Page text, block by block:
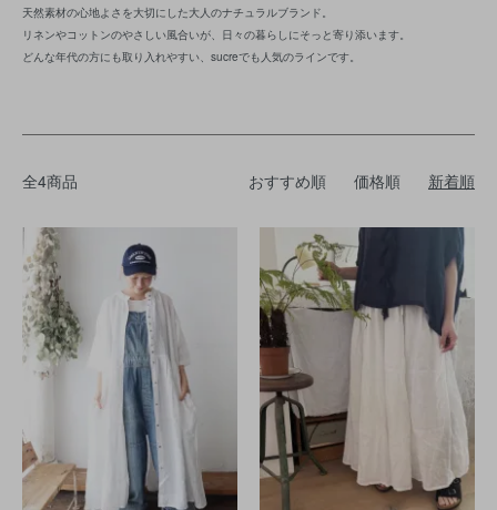
天然素材の心地よさを大切にした大人のナチュラルブランド。
リネンやコットンのやさしい風合いが、日々の暮らしにそっと寄り添います。
どんな年代の方にも取り入れやすい、sucreでも人気のラインです。
全4商品 おすすめ順 価格順 新着順